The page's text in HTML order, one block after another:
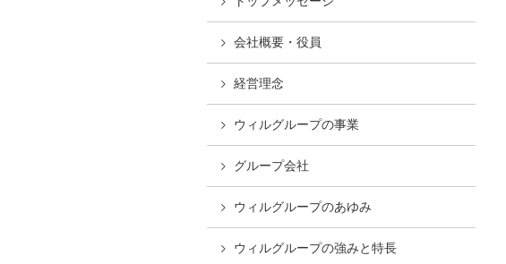
会社概要・役員
経営理念
ウィルグループの事業
グループ会社
ウィルグループのあゆみ
ウィルグループの強みと特長